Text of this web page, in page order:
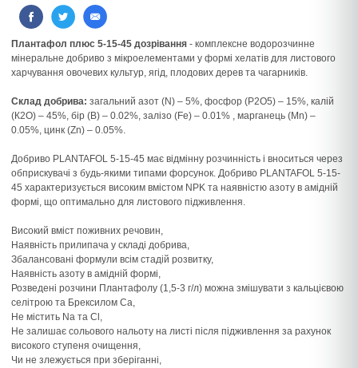
Плантафол плюс 5-15-45 дозрівання - комплексне водорозчинне
мінеральне добриво з мікроелементами у формі хелатів для листового
харчування овочевих культур, ягід, плодових дерев та чагарників.
Склад добрива: загальний азот (N) – 5%, фосфор (Р2О5) – 15%, калій
(К2О) – 45%, бір (B) – 0.02%, залізо (Fe) – 0.01% , марганець (Mn) –
0.05%, цинк (Zn) – 0.05%.
Добриво PLANTAFOL 5-15-45 має відмінну розчинність і вноситься через
обприскувачі з будь-якими типами форсунок. Добриво PLANTAFOL 5-15-
45 характеризується високим вмістом NPK та наявністю азоту в амідній
формі, що оптимально для листового підживлення.
Високий вміст поживних речовин,
Наявність прилипача у складі добрива,
Збалансовані формули всім стадій розвитку,
Наявність азоту в амідній формі,
Розведені розчини Плантафолу (1,5-3 г/л) можна змішувати з кальцієвою
селітрою та Брексилом Са,
Не містить Na та Cl,
Не залишає сольового нальоту на листі після підживлення за рахунок
високого ступеня очищення,
Чи не злежується при зберіганні,